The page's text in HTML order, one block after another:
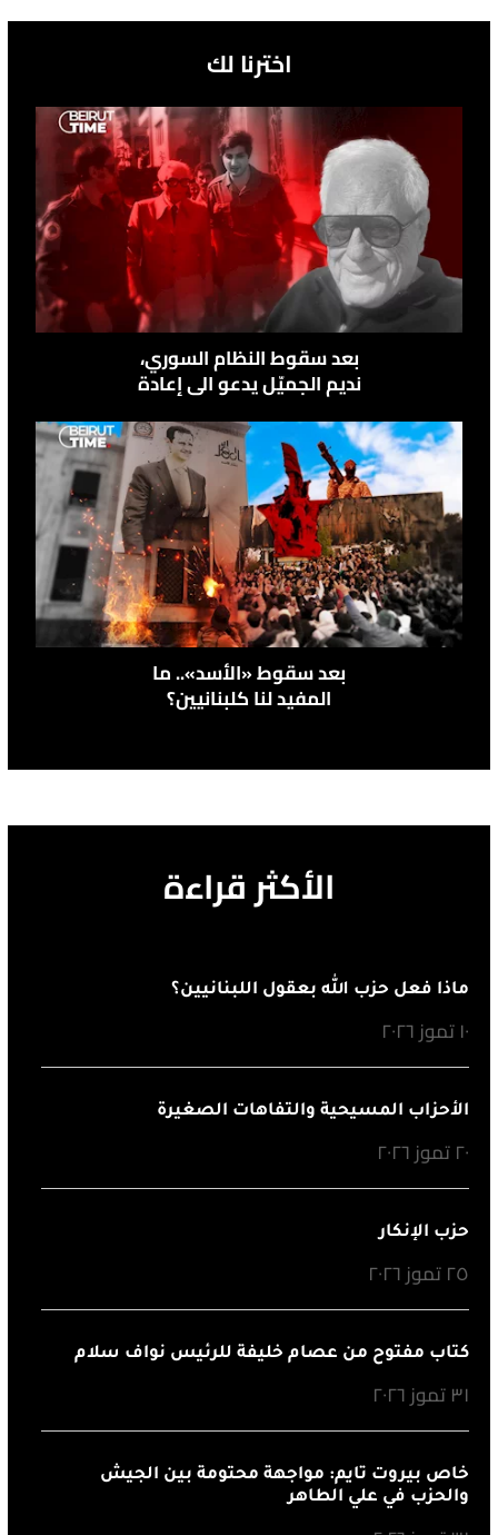
اخترنا لك
بعد سقوط النظام السوري،
نديم الجميّل يدعو الى إعادة
الى لبنان
بعد سقوط «الأسد».. ما
المفيد لنا كلبنانيين؟
الأكثر قراءة
ماذا فعل حزب الله بعقول اللبنانيين؟
١٠ تموز ٢٠٢٦
الأحزاب المسيحية والتفاهات الصغيرة
٢٠ تموز ٢٠٢٦
حزب الإنكار
٢٥ تموز ٢٠٢٦
كتاب مفتوح من عصام خليفة للرئيس نواف سلام
٣١ تموز ٢٠٢٦
خاص بيروت تايم: مواجهة محتومة بين الجيش
والحزب في علي الطاهر